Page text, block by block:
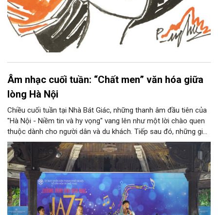
Âm nhạc cuối tuần: “Chất men” văn hóa giữa
lòng Hà Nội
Chiều cuối tuần tại Nhà Bát Giác, những thanh âm đầu tiên của
"Hà Nội - Niềm tin và hy vọng" vang lên như một lời chào quen
thuộc dành cho người dân và du khách. Tiếp sau đó, những giai
điệu jazz kinh điển của thế giới lần lượt cất lên qua phần biểu
diễn của NSƯT Quyền Văn Minh và các nghệ sĩ Bình Minh Jazz
Club, mở ra một không gian âm nhạc giàu cảm xúc ngay giữa
trung tâm Thủ đô.